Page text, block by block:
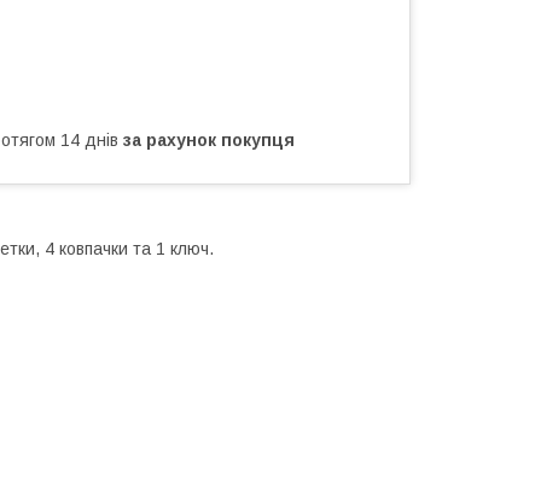
14 днів за рахунок покупця
4 ковпачки та 1 ключ.